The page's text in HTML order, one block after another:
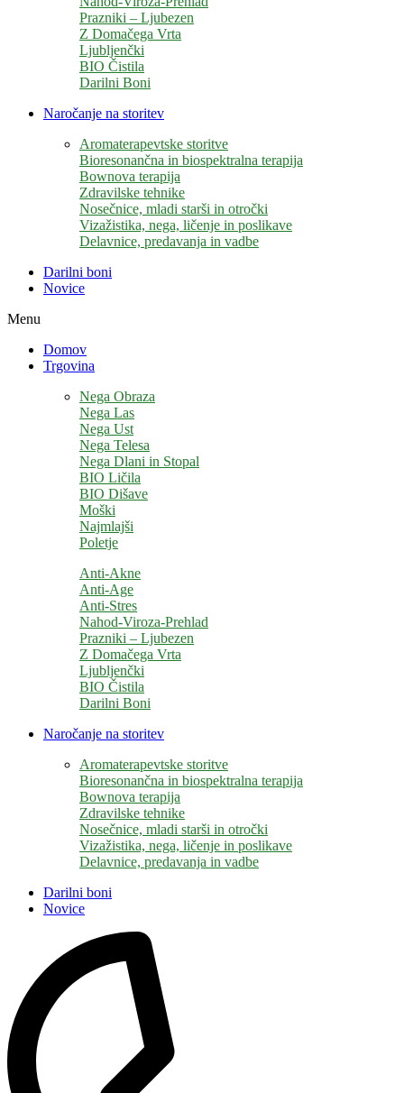
Prazniki – Ljubezen
Z Domačega Vrta
Ljubljenčki
BIO Čistila
Darilni Boni
Naročanje na storitev
Aromaterapevtske storitve
Bioresonančna in biospektralna terapija
Bownova terapija
Zdravilske tehnike
Nosečnice, mladi starši in otročki
Vizažistika, nega, ličenje in poslikave
Delavnice, predavanja in vadbe
Darilni boni
Novice
Menu
Domov
Trgovina
Nega Obraza
Nega Las
Nega Ust
Nega Telesa
Nega Dlani in Stopal
BIO Ličila
BIO Dišave
Moški
Najmlajši
Poletje
Anti-Akne
Anti-Age
Anti-Stres
Nahod-Viroza-Prehlad
Prazniki – Ljubezen
Z Domačega Vrta
Ljubljenčki
BIO Čistila
Darilni Boni
Naročanje na storitev
Aromaterapevtske storitve
Bioresonančna in biospektralna terapija
Bownova terapija
Zdravilske tehnike
Nosečnice, mladi starši in otročki
Vizažistika, nega, ličenje in poslikave
Delavnice, predavanja in vadbe
Darilni boni
Novice